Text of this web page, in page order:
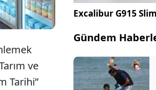
ve
Tarihi”
Excalibur G915
Gündem